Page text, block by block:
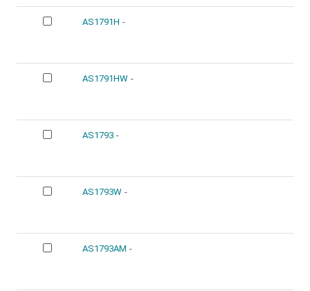
AS1791H -
AS1791HW -
AS1793 -
AS1793W -
AS1793AM -